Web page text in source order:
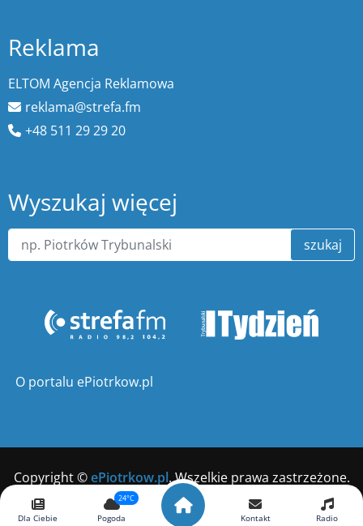
Reklama
ELTOM Agencja Reklamowa
reklama@strefa.fm
+48 511 29 29 20
Wyszukaj więcej
szukaj
O portalu ePiotrkow.pl
Copyright ©ePiotrkow.pl. Wszelkie prawa zastrzeżone.
Wykonanie xnc.pl
Dla Ciebie
24°C
Pogoda Kontakt Radio